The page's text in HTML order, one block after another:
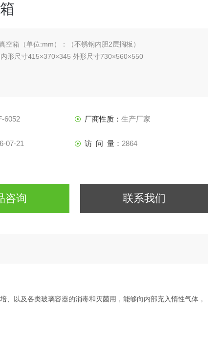
空箱（单位:mm）：（不锈钢内胆2层搁板）
形尺寸415×370×345 外形尺寸730×560×550
6052 厂商性质： 生产厂家
07-21 访 问 量： 2864
咨询 联系我们
以及各类玻璃容器的消毒和灭菌用，能够向内部充入惰性气体，